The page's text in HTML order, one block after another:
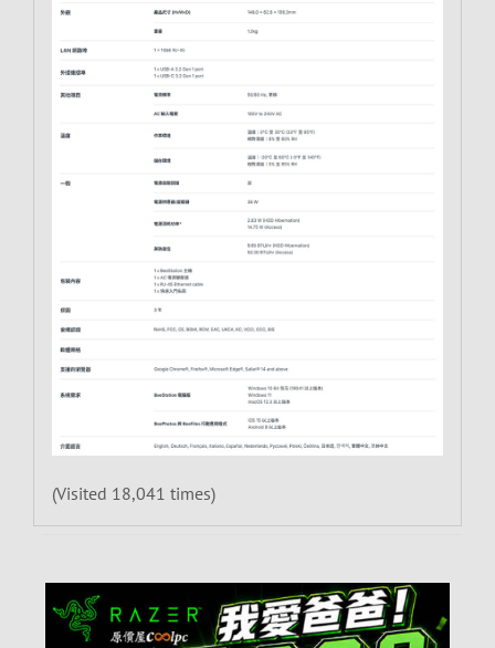
(Visited 18,041 times)